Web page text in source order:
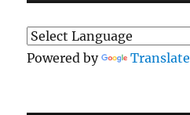
Powered by Translate